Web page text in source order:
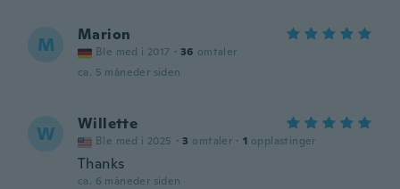
M Marion
Ble med i 2017 · 36 omtaler
ca. 5 måneder siden
W Willette
Ble med i 2025 · 3 omtaler · 1 opplastinger
Thanks
ca. 6 måneder siden